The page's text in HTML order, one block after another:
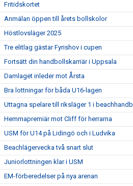
Fritidskortet
Anmälan öppen till årets bollskolor
Höstlovsläger 2025
Tre elitlag gästar Fyrishov i cupen
Fortsätt din handbollskarriär i Uppsala
Damlaget inleder mot Årsta
Bra lottningar för båda U16-lagen
Uttagna spelare till riksläger 1 i
Hemmapremiär mot Cliff för herrarna
USM för U14 på Lidingö och i Ludvika
Beachlägervecka två snart slut
Juniorlottningen klar i USM
EM-förberedelser på nya arenan